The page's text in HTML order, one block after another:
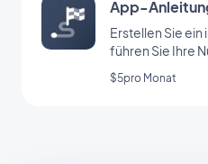
App-
Erstellen Sie
führen Sie Ihre
Start Ihrer App
$5pro Monat